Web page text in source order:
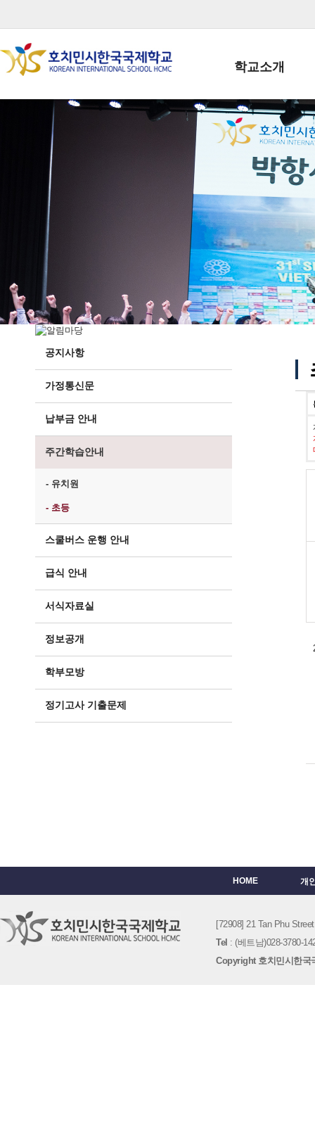
학교소개
학교장인사말
학생회장인사말
학교상징
학교 CI
교직원현황
학생현황
위치/전화
전경사진
공지사항
가정통신문
납부금 안내
주간학습안내
- 유치원
- 초등
스쿨버스 운행 안내
급식 안내
서식자료실
정보공개
학부모방
정기고사 기출문제
HOME 개
[72908] 21 Tan Phu
Tel : (베트남)028-3780-
Copyright 호치민시한국